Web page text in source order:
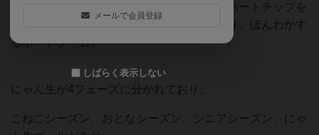
ってマスに書かれてあることを行ったり、ハートチップを
ゲットしたり、思い出カードをゲットしたり、ほんわかす
るボードゲーム。
にゃん生が4フェーズに分かれており、
こねこシーズン、おとなシーズン、シニアシーズン、にゃ
メールで会員登録
しばらく表示しない